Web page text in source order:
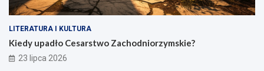
LITERATURA I KULTURA
Kiedy upadło Cesarstwo Zachodniorzymskie?
23 lipca 2026